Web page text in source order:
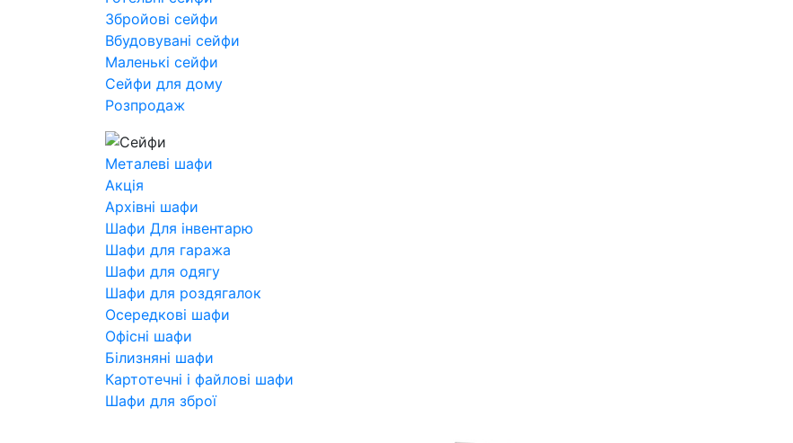
Збройові сейфи
Вбудовувані сейфи
Маленькі сейфи
Сейфи для дому
Розпродаж
Металеві шафи
Акція
Архівні шафи
Шафи Для інвентарю
Шафи для гаража
Шафи для одягу
Шафи для роздягалок
Осередкові шафи
Офісні шафи
Білизняні шафи
Картотечні і файлові шафи
Шафи для зброї